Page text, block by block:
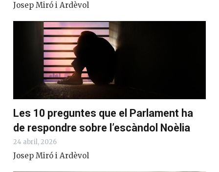
Josep Miró i Ardèvol
Les 10 preguntes que el Parlament ha
de respondre sobre l’escàndol Noèlia
24 abril, 2026
Josep Miró i Ardèvol